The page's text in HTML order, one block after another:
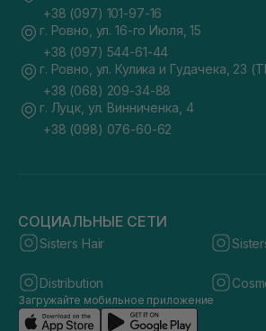
+38 (097) 101-97-16
г. Ровно, ул. 16-го Июля, 15
+38 (097) 544-61-44
г. Ровно, ул. Кулика и Гудачека, 23
+38 (068) 209-34-88
г. Луцк, ул. Винниченка, 4
+38 (098) 076-60-62
СОЦИАЛЬНЫЕ СЕТИ
Sisters Hair
Distribution
Загружайте мобильное приложение